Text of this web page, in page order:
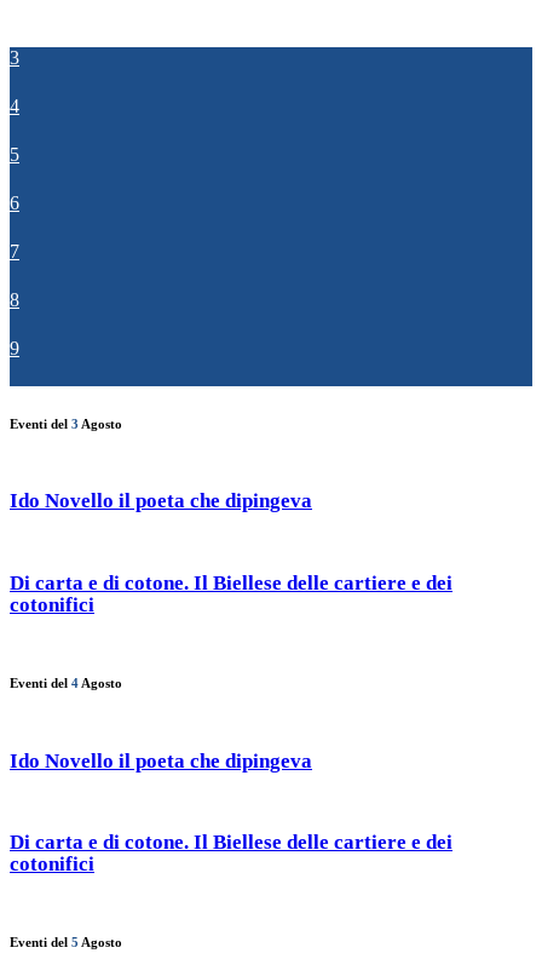
3
4
5
6
7
8
9
Eventi del 3 Agosto
Ido Novello il poeta che dipingeva
Di carta e di cotone. Il Biellese delle cartiere e dei
cotonifici
Eventi del 4 Agosto
Ido Novello il poeta che dipingeva
Di carta e di cotone. Il Biellese delle cartiere e dei
cotonifici
Eventi del 5 Agosto